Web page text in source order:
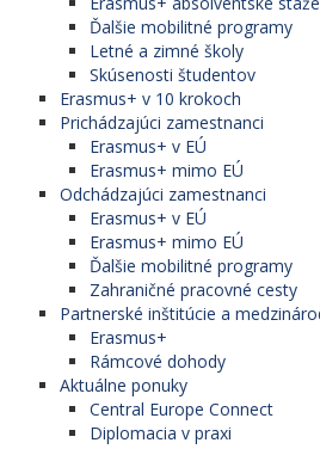
Ďalšie mobilitné programy
Letné a zimné školy
Skúsenosti študentov
Erasmus+ v 10 krokoch
Prichádzajúci zamestnanci
Erasmus+ v EÚ
Erasmus+ mimo EÚ
Odchádzajúci zamestnanci
Erasmus+ v EÚ
Erasmus+ mimo EÚ
Ďalšie mobilitné programy
Zahraničné pracovné cesty
Partnerské inštitúcie a
Erasmus+
Rámcové dohody
Aktuálne ponuky
Central Europe Connect
Diplomacia v praxi